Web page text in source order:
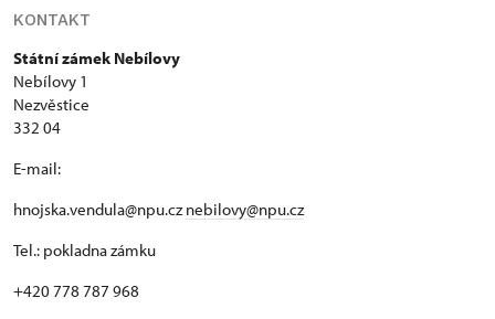
KONTAKT
Státní zámek Nebílovy
Nebílovy 1
Nezvěstice
332 04
E-mail:
hnojska.vendula@npu.cz nebilovy@npu.cz
Tel.: pokladna zámku
+420 778 787 968